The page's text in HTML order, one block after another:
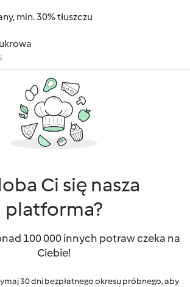
min. 30% tłuszczu
Ci się nasza
platforma?
100 000 innych potraw czeka na
Ciebie!
30 dni bezpłatnego okresu próbnego, aby